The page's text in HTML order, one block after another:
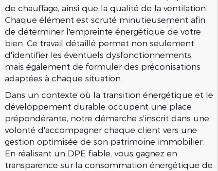
de chauffage, ainsi que la qualité de la ventilation.
Chaque élément est scruté minutieusement afin
de déterminer l'empreinte énergétique de votre
bien. Ce travail détaillé permet non seulement
d'identifier les éventuels dysfonctionnements,
mais également de formuler des préconisations
adaptées à chaque situation.
Dans un contexte où la transition énergétique et le
développement durable occupent une place
prépondérante, notre démarche s'inscrit dans une
volonté d'accompagner chaque client vers une
gestion optimisée de son patrimoine immobilier.
En réalisant un DPE fiable, vous gagnez en
transparence sur la consommation énergétique de